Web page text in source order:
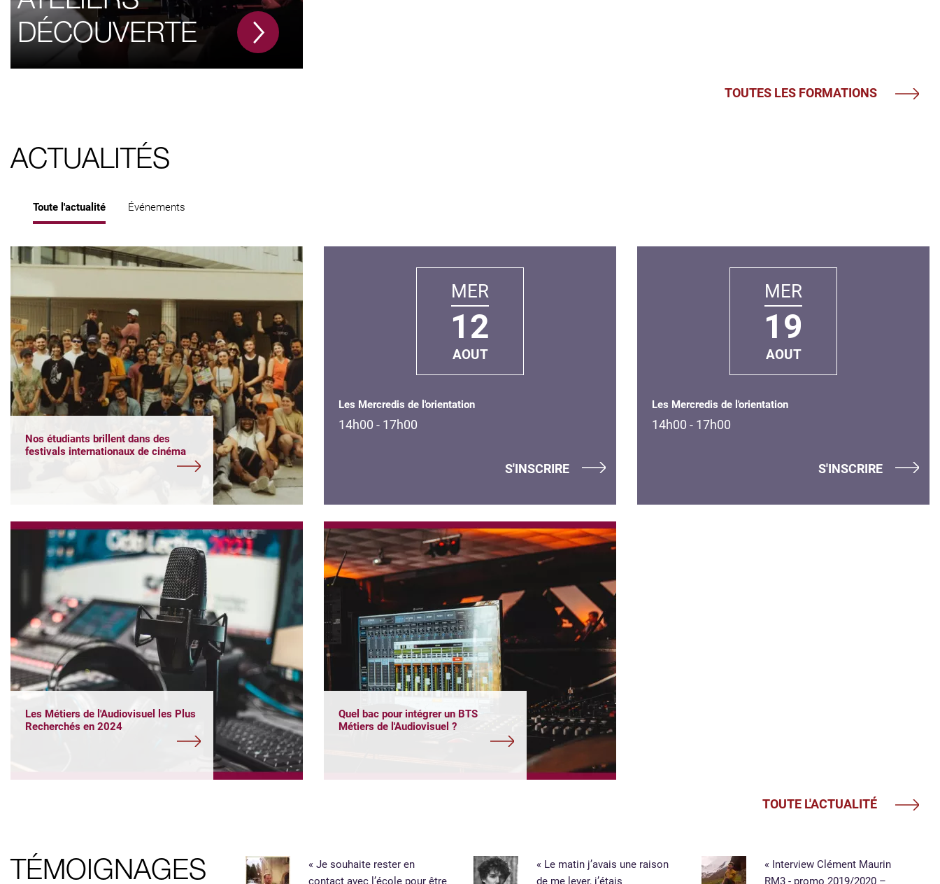
DÉCOUVERTE
TOUTES LES FORMATIONS
ACTUALITÉS
Toute l'actualité Événements
Nos étudiants brillent dans des
festivals internationaux de cinéma
MER
12
AOUT
Les Mercredis de l'orientation
14h00 - 17h00
S'INSCRIRE
MER
19
AOUT
Les Mercredis de l'orientation
14h00 - 17h00
S'INSCRIRE
Les Métiers de l'Audiovisuel les Plus
Recherchés en 2024
Quel bac pour intégrer un BTS
Métiers de l'Audiovisuel ?
TOUTE L'ACTUALITÉ
TÉMOIGNAGES
« Je souhaite rester en
contact avec l’école pour être
« Le matin j’avais une raison
de me lever, j’étais
« Interview Clément Maurin
RM3 - promo 2019/2020 –